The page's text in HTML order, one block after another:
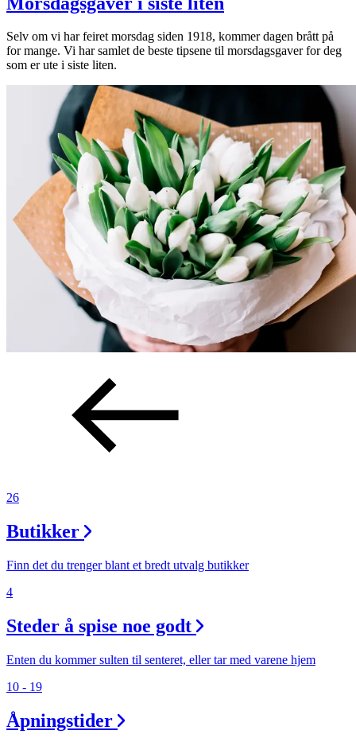
Selv om vi har feiret morsdag siden 1918, kommer dagen brått på
for mange. Vi har samlet de beste tipsene til morsdagsgaver for deg
som er ute i siste liten.
26
Butikker
Finn det du trenger blant et bredt utvalg butikker
4
Steder å spise noe godt
Enten du kommer sulten til senteret, eller tar med varene hjem
10 - 19
Åpningstider